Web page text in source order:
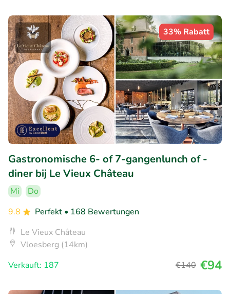
33% Rabatt
Gastronomische 6- of 7-gangenlunch of -
diner bij Le Vieux Château
Mi
Do
9.8
Perfekt • 168 Bewertungen
Le Vieux Château
Vloesberg (14km)
Verkauft: 187
€140 €94